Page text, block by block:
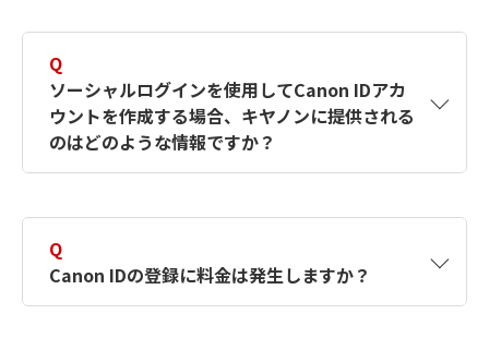
す。詳しい作成方法は【カメラ】Canon IDとは
何ですか？Canon IDの作成方法は？をご確認く
ださい。
Q
ソーシャルログインを使用してCanon IDアカ
ウントを作成する場合、キヤノンに提供される
のはどのような情報ですか？
択したサービスから取得します。アカウントを
簡単に作成できるように、この情報を使用して
Canon IDの登録フォームを入力します。
Q
Canon IDの登録に料金は発生しますか？